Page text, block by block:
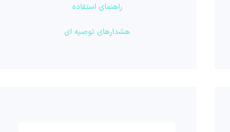
راهنمای استفاده
هشدارهای توصیه ای